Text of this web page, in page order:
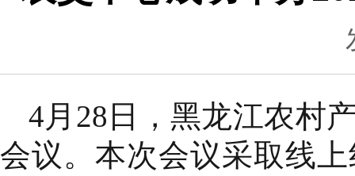
4月28日，黑龙江农村
会议。本次会议采取线